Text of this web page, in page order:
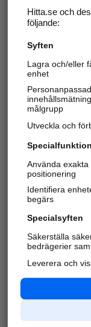
Hitta.se - Gratis
Sök företag,
Hitta
Alla kategorier
API & Kartor
Hitta.se och
följande:
Syften
Lagra och/eller
enhet
målgrupp
Utveckla och
Använda
positionering
Identifiera
begärs
Specialsyften
Säkerställa
bedrägerier
Leverera och